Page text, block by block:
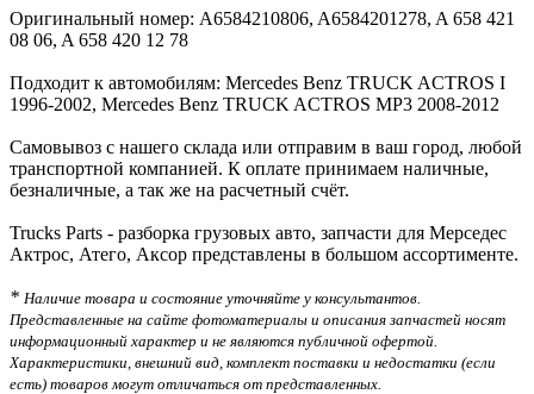
Оригинальный номер: A6584210806, A6584201278, A 658 421
08 06, A 658 420 12 78
Подходит к автомобилям: Mercedes Benz TRUCK ACTROS I
1996-2002, Mercedes Benz TRUCK ACTROS MP3 2008-2012
Самовывоз с нашего склада или отправим в ваш город, любой
транспортной компанией. К оплате принимаем наличные,
безналичные, а так же на расчетный счёт.
Trucks Parts - разборка грузовых авто, запчасти для Мерседес
Актрос, Атего, Аксор представлены в большом ассортименте.
* Наличие товара и состояние уточняйте у консультантов.
Представленные на сайте фотоматериалы и описания запчастей носят
информационный характер и не являются публичной офертой.
Характеристики, внешний вид, комплект поставки и недостатки (если
есть) товаров могут отличаться от представленных.